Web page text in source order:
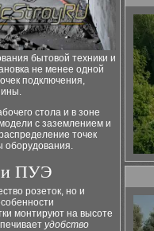
бытовой техники и
не менее одной
подключения,
стола и в зоне
с заземлением и
точек
оборудования.
и ПУЭ
розеток, но и
монтируют на высоте
удобство